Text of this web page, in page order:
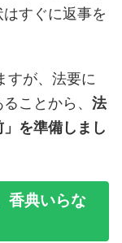
すぐに返事を
すが、法要に
ことから、 法
を準備しまし
香典いらな